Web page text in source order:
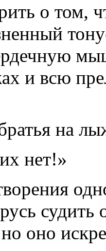
о том,
и всю
на
нет!»
судить
оно